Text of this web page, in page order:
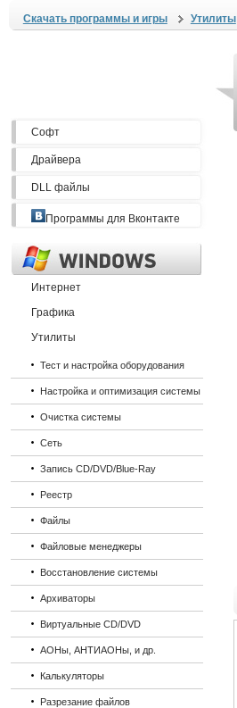
Скачать программы и игры Утилиты
Софт
Драйвера
DLL файлы
Программы для Вконтакте
Интернет
Графика
Утилиты
Тест и настройка оборудования
Настройка и оптимизация системы
Очистка системы
Сеть
Запись CD/DVD/Blue-Ray
Реестр
Файлы
Файловые менеджеры
Восстановление системы
Архиваторы
Виртуальные CD/DVD
АОНы, АНТИАОНы, и др.
Калькуляторы
Разрезание файлов